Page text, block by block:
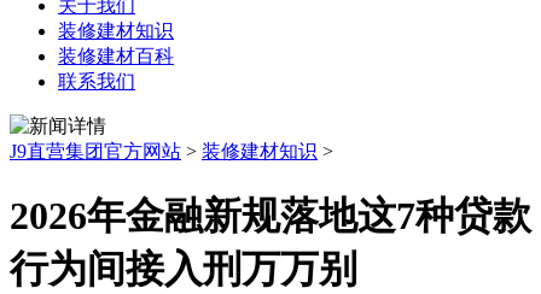
关于我们
装修建材知识
装修建材百科
联系我们
J9直营集团官方网站 > 装修建材知识 >
2026年金融新规落地这7种贷款
行为间接入刑万万别